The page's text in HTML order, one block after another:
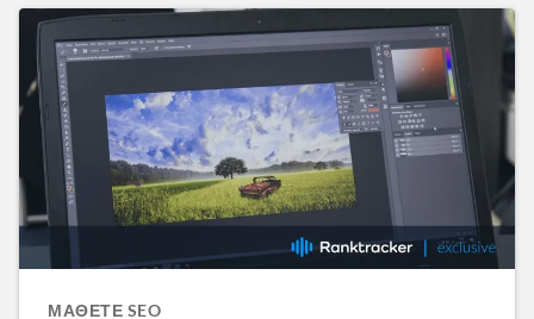
ΜΆΘΕΤΕ SEO